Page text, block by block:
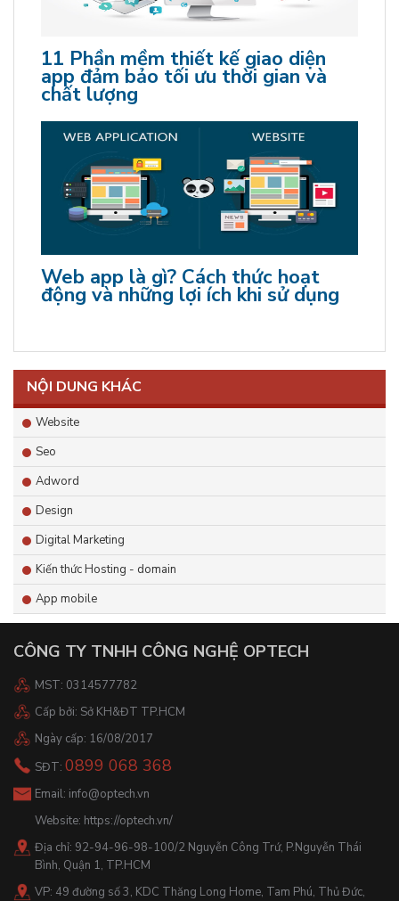
11 Phần mềm thiết kế giao diện
app đảm bảo tối ưu thời gian và
chất lượng
Web app là gì? Cách thức hoạt
động và những lợi ích khi sử dụng
NỘI DUNG KHÁC
Website
Seo
Adword
Design
Digital Marketing
Kiến thức Hosting - domain
App mobile
CÔNG TY TNHH CÔNG NGHỆ OPTECH
MST: 0314577782
Cấp bởi: Sở KH&ĐT TP.HCM
Ngày cấp: 16/08/2017
SĐT: 0899 068 368
Email: info@optech.vn
Website: https://optech.vn/
Địa chỉ: 92-94-96-98-100/2 Nguyễn Công Trứ, P.Nguyễn Thái
Bình, Quận 1, TP.HCM
VP: 49 đường số 3, KDC Thăng Long Home, Tam Phú, Thủ Đức,